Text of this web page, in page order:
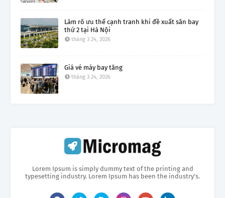
Làm rõ ưu thế cạnh tranh khi đề xuất sân bay
thứ 2 tại Hà Nội
tháng 3 24, 2026
Giá vé máy bay tăng
tháng 3 24, 2026
Lorem Ipsum is simply dummy text of the printing and
typesetting industry. Lorem Ipsum has been the industry's.